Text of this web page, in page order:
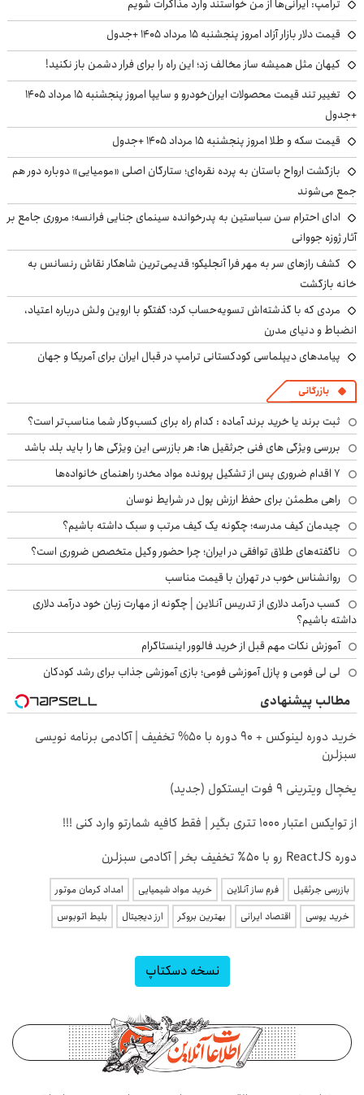
ترامپ: ایرانی‌ها از من خواستند وارد مذاکرات شویم
قیمت دلار بازار آزاد امروز پنجشنبه ۱۵ مرداد ۱۴۰۵ +جدول
کیهان مثل همیشه ساز مخالف زد؛ این راه را برای فرار دشمن باز نکنید!
تغییر تند قیمت محصولات ایران‌خودرو و سایپا امروز پنجشنبه ۱۵ مرداد ۱۴۰۵
+جدول
قیمت سکه و طلا امروز پنجشنبه ۱۵ مرداد ۱۴۰۵ +جدول
بازگشت ارواح باستان به پرده نقره‌ای؛ ستارگان اصلی «مومیایی» دوباره دور هم
جمع می‌شوند
ادای احترام سن سباستین به پدرخوانده سینمای جنایی فرانسه؛ مروری جامع بر
آثار ژوزه جووانی
کشف رازهای سر به مهر فرا آنجلیکو؛ قدیمی‌ترین شاهکار نقاش رنسانس به
خانه بازگشت
مردی که با گذشته‌اش تسویه‌حساب کرد؛ گفتگو با اروین ولش درباره اعتیاد،
انضباط و دنیای مدرن
پیامدهای دیپلماسی کودکستانی ترامپ در قبال ایران برای آمریکا و جهان
بازرگانی
ثبت برند یا خرید برند آماده : کدام راه برای کسب‌وکار شما مناسب‌تر است؟
بررسی ویژگی های فنی جرثقیل ها: هر بازرسی این ویژگی ها را باید بلد باشد
۷ اقدام ضروری پس از تشکیل پرونده مواد مخدر؛ راهنمای خانواده‌ها
راهی مطمئن برای حفظ ارزش پول در شرایط نوسان
چیدمان کیف مدرسه؛ چگونه یک کیف مرتب و سبک داشته باشیم؟
ناگفته‌های طلاق توافقی در ایران؛ چرا حضور وکیل متخصص ضروری است؟
روانشناس خوب در تهران با قیمت مناسب
کسب درآمد دلاری از تدریس آنلاین | چگونه از مهارت زبان خود درآمد دلاری
داشته باشیم؟
آموزش نکات مهم قبل از خرید فالوور اینستاگرام
لی لی فومی و پازل آموزشی فومی؛ بازی آموزشی جذاب برای رشد کودکان
مطالب پیشنهادی
خرید دوره لینوکس + 90 دوره با 50% تخفیف | آکادمی برنامه نویسی
سبزلرن
یخچال ویترینی 9 فوت ایستکول (جدید)
از توایکس اعتبار ۱۰۰۰ تتری بگیر | فقط کافیه شمارتو وارد کنی !!!
دوره ReactJS رو با ۵۰٪ تخفیف بخر | آکادمی سبزلرن
بازرسی جرثقیل فرم ساز آنلاین خرید مواد شیمیایی
امداد کرمان موتور
خرید یوسی
اقتصاد ایرانی بهترین بروکر ارز دیجیتال بلیط اتوبوس
نسخه دسکتاپ